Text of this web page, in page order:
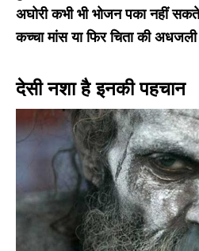
अघोरी कभी भी भोजन पका नहीं
कच्चा मांस या फिर चिता की
देसी नशा है इनकी पहचान